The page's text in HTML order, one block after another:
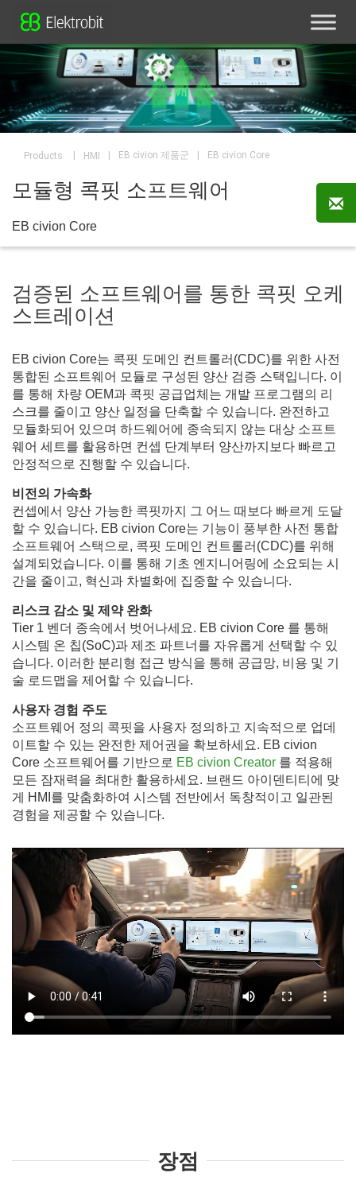
Products HMI EB civion 제품군 EB civion Core
모듈형 콕핏 소프트웨어
EB civion Core
검증된 소프트웨어를 통한 콕핏 오케
스트레이션
EB civion Core는 콕핏 도메인 컨트롤러(CDC)를 위한 사전
통합된 소프트웨어 모듈로 구성된 양산 검증 스택입니다. 이
를 통해 차량 OEM과 콕핏 공급업체는 개발 프로그램의 리
스크를 줄이고 양산 일정을 단축할 수 있습니다. 완전하고
모듈화되어 있으며 하드웨어에 종속되지 않는 대상 소프트
웨어 세트를 활용하면 컨셉 단계부터 양산까지보다 빠르고
안정적으로 진행할 수 있습니다.
비전의 가속화
컨셉에서 양산 가능한 콕핏까지 그 어느 때보다 빠르게 도달
할 수 있습니다. EB civion Core는 기능이 풍부한 사전 통합
소프트웨어 스택으로, 콕핏 도메인 컨트롤러(CDC)를 위해
설계되었습니다. 이를 통해 기초 엔지니어링에 소요되는 시
간을 줄이고, 혁신과 차별화에 집중할 수 있습니다.
리스크 감소 및 제약 완화
Tier 1 벤더 종속에서 벗어나세요. EB civion Core 를 통해
시스템 온 칩(SoC)과 제조 파트너를 자유롭게 선택할 수 있
습니다. 이러한 분리형 접근 방식을 통해 공급망, 비용 및 기
술 로드맵을 제어할 수 있습니다.
사용자 경험 주도
소프트웨어 정의 콕핏을 사용자 정의하고 지속적으로 업데
이트할 수 있는 완전한 제어권을 확보하세요. EB civion
Core 소프트웨어를 기반으로 EB civion Creator 를 적용해
모든 잠재력을 최대한 활용하세요. 브랜드 아이덴티티에 맞
게 HMI를 맞춤화하여 시스템 전반에서 독창적이고 일관된
경험을 제공할 수 있습니다.
장점